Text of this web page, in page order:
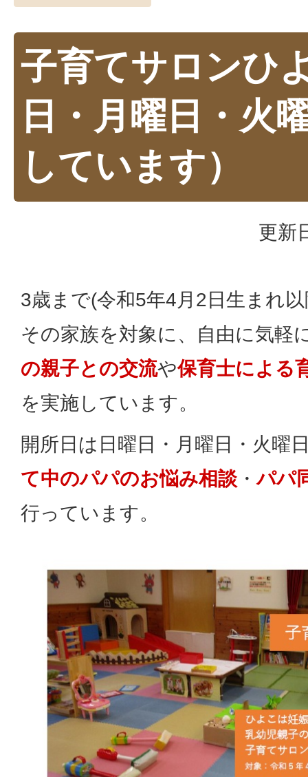
子育てサロンひ
日・月曜日・火
しています）
更新
3歳まで(令和5年4月2日生まれ
その家族を対象に、自由に気軽
の親子との交流や保育士による
を実施しています。
開所日は日曜日・月曜日・火曜
て中のパパのお悩み相談 ・パパ
行っています。